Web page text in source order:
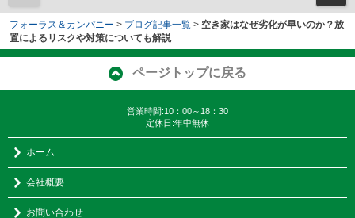
フォーラス＆カンパニー > ブログ記事一覧 > 空き家はなぜ劣化が早いのか？放
置によるリスクや対策についても解説
ページトップに戻る
営業時間:10：00～18：30
定休日:年中無休
ホーム
会社概要
お問い合わせ